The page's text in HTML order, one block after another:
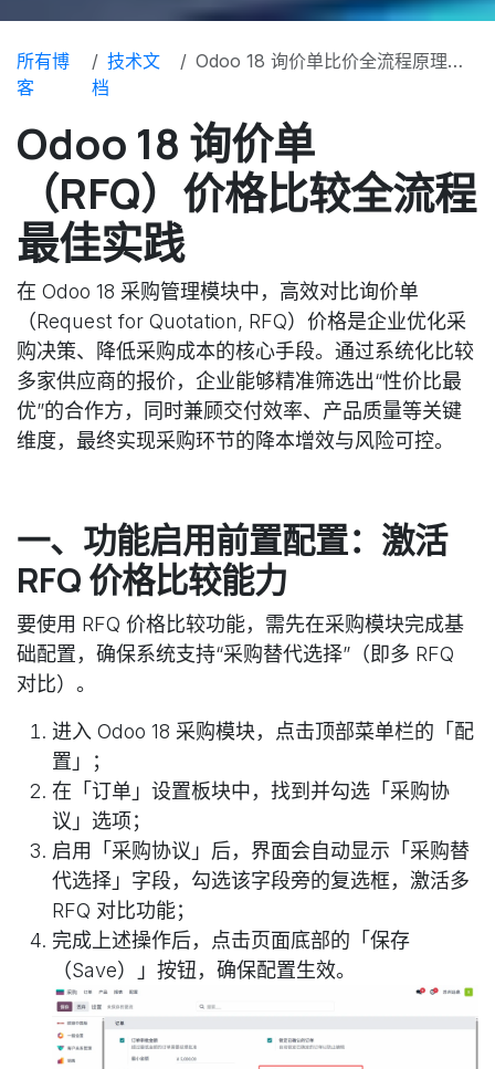
所有博
客
技术文
档
Odoo 18 询价单比价全流程原理与实操
Odoo 18 询价单
（RFQ）价格比较全流程
最佳实践
在 Odoo 18 采购管理模块中，高效对比询价单
（Request for Quotation, RFQ）价格是企业优化采
购决策、降低采购成本的核心手段。通过系统化比较
多家供应商的报价，企业能够精准筛选出“性价比最
优”的合作方，同时兼顾交付效率、产品质量等关键
维度，最终实现采购环节的降本增效与风险可控。
一、功能启用前置配置：激活
RFQ 价格比较能力
要使用 RFQ 价格比较功能，需先在采购模块完成基
础配置，确保系统支持“采购替代选择”（即多 RFQ
对比）。
进入 Odoo 18 采购模块，点击顶部菜单栏的「配
置」；
在「订单」设置板块中，找到并勾选「采购协
议」选项；
启用「采购协议」后，界面会自动显示「采购替
代选择」字段，勾选该字段旁的复选框，激活多
RFQ 对比功能；
完成上述操作后，点击页面底部的「保存
（Save）」按钮，确保配置生效。